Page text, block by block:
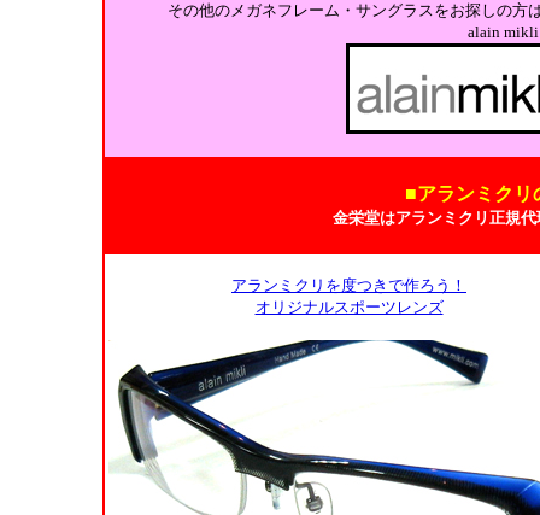
その他のメガネフレーム・サングラスをお探しの方
alain
■アランミクリ
金栄堂はアランミクリ正規
アランミクリを度つきで作ろう！
オリジナルスポーツレンズ